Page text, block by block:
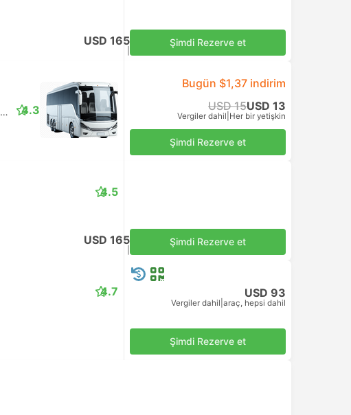
USD 165
Vergiler dahil
Her bir yetişkin
Şimdi Rezerve et
4.3
Bugün $1,37 indirim
USD 15USD 13
Vergiler dahil Her bir yetişkin
Şimdi Rezerve et
4.5
USD 165
Vergiler dahil
Her bir yetişkin
Şimdi Rezerve et
4.7 USD 93
Vergiler dahil araç, hepsi dahil
Şimdi Rezerve et